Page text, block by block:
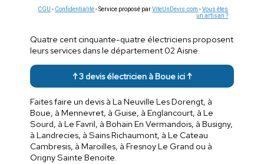
CGU - Confidentialité- Service proposé parViteUnDevis.com -Vous êtes
un artisan ?
Quatre cent cinquante-quatre électriciens proposent
leurs services dans le département 02 Aisne.
↑ 3 devis électricien à Boue ici ↑
Faites faire un devis à La Neuville Les Dorengt, à
Boue, à Mennevret, à Guise, à Englancourt, à Le
Sourd, à Le Favril, à Bohain En Vermandois, à Busigny,
à Landrecies, à Sains Richaumont, à Le Cateau
Cambresis, à Maroilles, à Fresnoy Le Grand ou à
Origny Sainte Benoite.